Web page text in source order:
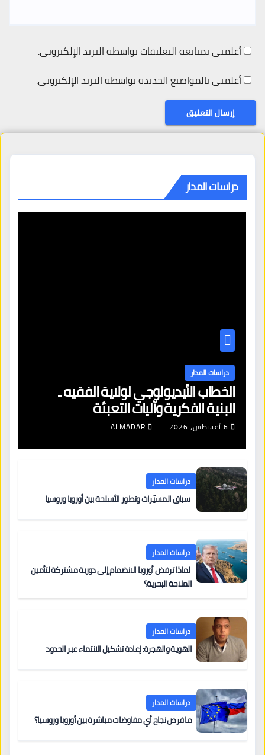
أعلمني بمتابعة التعليقات بواسطة البريد الإلكتروني.
أعلمني بالمواضيع الجديدة بواسطة البريد الإلكتروني.
دراسات المدار
دراسات المدار
الخطاب الأيديولوجي لولاية الفقيه ـ
البنية الفكرية وآليات التعبئة
6 أغسطس، 2026 ALMADAR
دراسات المدار
سباق المسيّرات وتطور الأسلحة بين أوروبا وروسيا
دراسات المدار
لماذا ترفض أوروبا الانضمام إلى دورية مشتركة لتأمين
الملاحة البحرية؟
دراسات المدار
الهوية والهجرة: إعادة تشكيل الانتماء عبر الحدود
دراسات المدار
ما فرص نجاح أي مفاوضات مباشرة بين أوروبا وروسيا؟